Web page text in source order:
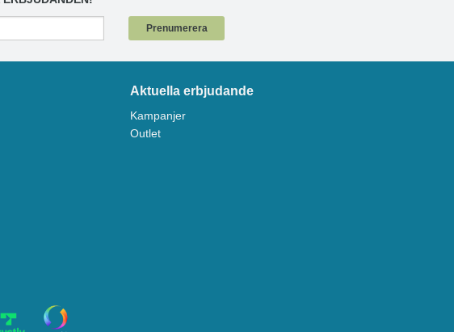
Prenumerera
Aktuella erbjudande
Kampanjer
Outlet